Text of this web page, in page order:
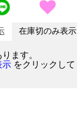
在庫切のみ表示
ます。
示 をクリックして